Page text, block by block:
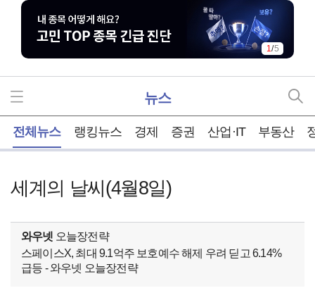
1/5
뉴스
전체뉴스 랭킹뉴스 경제 증권 산업·IT 부동산
세계의 날씨(4월8일)
와우넷 오늘장전략
스페이스X, 최대 9.1억주 보호예수 해제 우려 딛고 6.14%
급등 - 와우넷 오늘장전략